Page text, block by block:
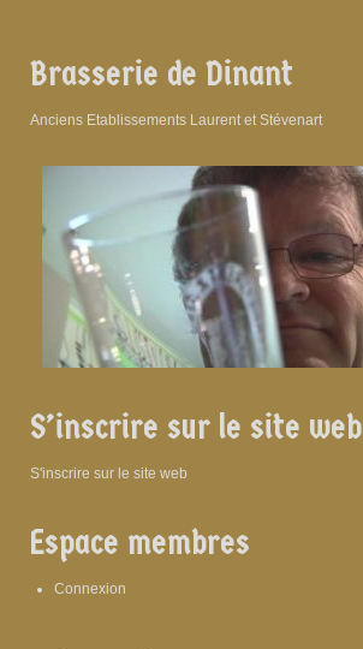
Brasserie de Dinant
Anciens Etablissements Laurent et Stévenart
S’inscrire sur le site web
S'inscrire sur le site web
Espace membres
Connexion